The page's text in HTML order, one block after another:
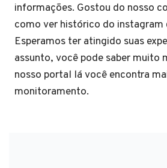
informações. Gostou do nosso
como ver histórico do instagram
Esperamos ter atingido suas
assunto, você pode saber muito
nosso portal lá você encontra
monitoramento.